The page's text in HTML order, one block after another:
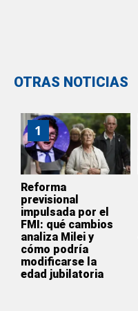
OTRAS NOTICIAS
1
Reforma
previsional
impulsada por el
FMI: qué cambios
analiza Milei y
cómo podría
modificarse la
edad jubilatoria